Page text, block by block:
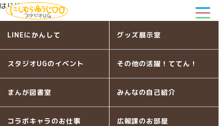
はじめての海外
LINEにかんして グッズ展示室
スタジオUGのイベント その他の活躍！ててん！
まんが図書室 みんなの自己紹介
コラボキャラのお仕事 広報課のお部屋